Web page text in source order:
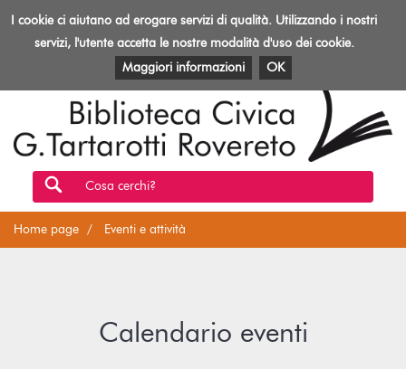
Toggle
Biblioteca
Rovereto
EVENTI E ATTIVITÀ PATRIMONIO E RISORSE
Cosa cerchi?
Home page Eventi e attività
Calendario eventi
I cookie ci aiutano ad erogare servizi di qualità. Utilizzando i nostri
servizi, l'utente accetta le nostre modalità d'uso dei cookie.
Maggiori informazioni
OK